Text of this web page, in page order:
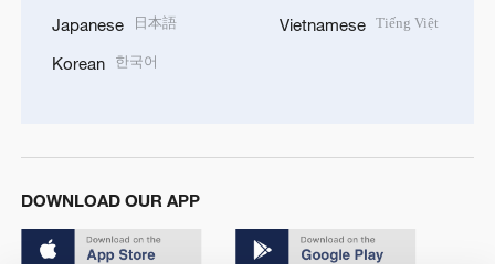
Japanese 日本語
Korean 한국어
Vietnamese Tiếng Việt
DOWNLOAD OUR APP